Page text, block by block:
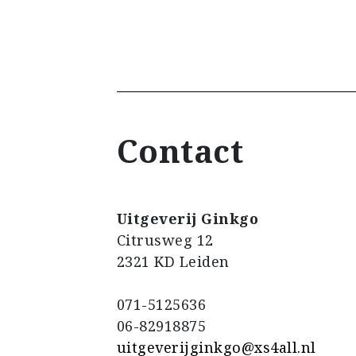
Contact
Uitgeverij Ginkgo
Citrusweg 12
2321 KD Leiden
071-5125636
06-82918875
uitgeverijginkgo@xs4all.nl